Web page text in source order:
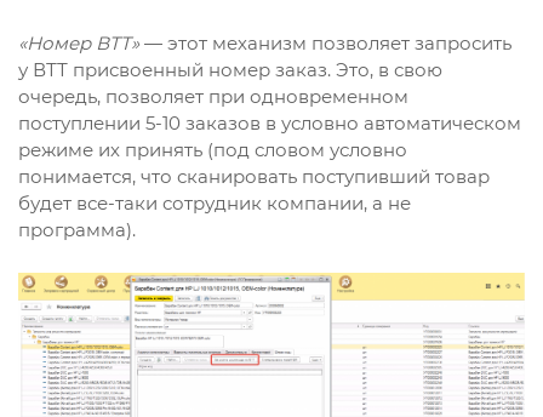
«Номер ВТТ» — этот механизм позволяет запросить
у ВТТ присвоенный номер заказ. Это, в свою
очередь, позволяет при одновременном
поступлении 5-10 заказов в условно автоматическом
режиме их принять (под словом условно
понимается, что сканировать поступивший товар
будет все-таки сотрудник компании, а не
программа).